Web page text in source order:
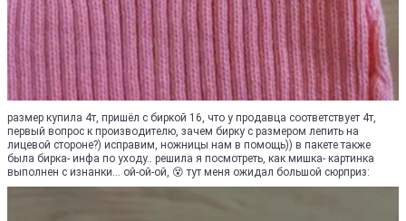
размер купила 4т, пришёл с биркой 16, что у продавца соответствует 4т,
первый вопрос к производителю, зачем бирку с размером лепить на
лицевой стороне?) исправим, ножницы нам в помощь)) в пакете также
была бирка- инфа по уходу.. решила я посмотреть, как мишка- картинка
выполнен с изнанки... ой-ой-ой, 😵 тут меня ожидал большой сюрприз: